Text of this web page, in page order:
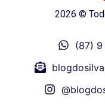
2026 ©
(87)